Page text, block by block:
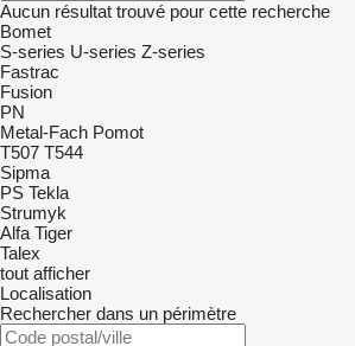
Aucun résultat trouvé pour cette recherche
Bomet
S-series U-series Z-series
Fastrac
Fusion
PN
Metal-Fach Pomot
T507 T544
Sipma
PS Tekla
Strumyk
Alfa Tiger
Talex
tout afficher
Localisation
Rechercher dans un périmètre